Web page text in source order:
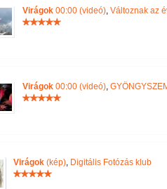
Virágok 00:00 (videó), Változnak az
Virágok 00:00 (videó),
Virágok (kép), Digitális Fotózás klub